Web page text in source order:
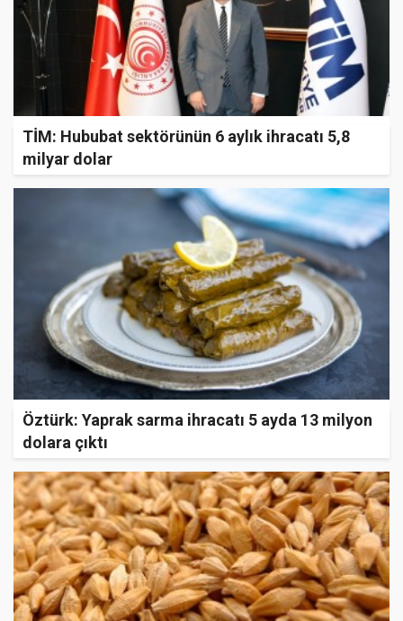
TİM: Hububat sektörünün 6 aylık ihracatı 5,8
milyar dolar
Öztürk: Yaprak sarma ihracatı 5 ayda 13 milyon
dolara çıktı